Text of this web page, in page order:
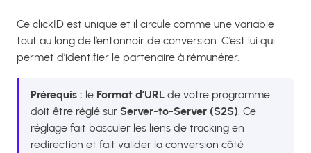
Ce clickID est unique et il circule comme une variable
tout au long de l’entonnoir de conversion. C’est lui qui
permet d’identifier le partenaire à rémunérer.
Prérequis : le Format d’URL de votre programme
doit être réglé sur Server-to-Server (S2S) . Ce
réglage fait basculer les liens de tracking en
redirection et fait valider la conversion côté